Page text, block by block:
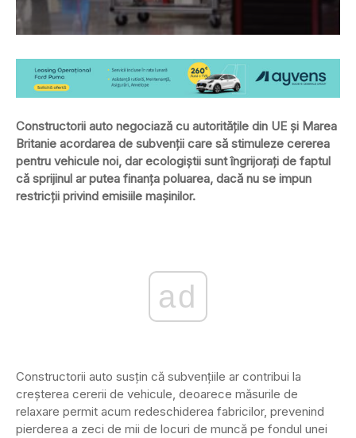
Constructorii auto negociază cu autorităţile din UE şi Marea
Britanie acordarea de subvenţii care să stimuleze cererea
pentru vehicule noi, dar ecologiştii sunt îngrijoraţi de faptul
că sprijinul ar putea finanţa poluarea, dacă nu se impun
restricţii privind emisiile maşinilor.
ad
Constructorii auto susţin că subvenţiile ar contribui la
creşterea cererii de vehicule, deoarece măsurile de
relaxare permit acum redeschiderea fabricilor, prevenind
pierderea a zeci de mii de locuri de muncă pe fondul unei